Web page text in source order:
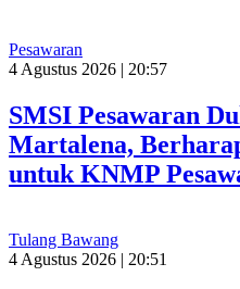
Pesawaran
4 Agustus 2026 | 20:57
SMSI Pesawaran
Martalena,
untuk KNMP
Tulang Bawang
4 Agustus 2026 | 20:51